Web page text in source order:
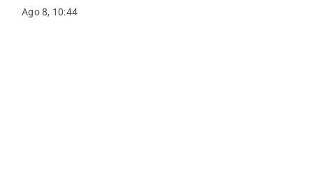
Ago 8, 10:44